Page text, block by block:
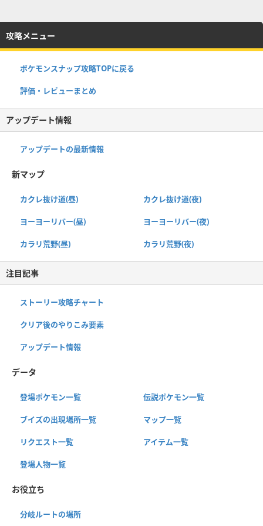
攻略メニュー
ポケモンスナップ攻略TOPに戻る
評価・レビューまとめ
アップデート情報
アップデートの最新情報
新マップ
カクレ抜け道(昼) カクレ抜け道(夜)
ヨーヨーリバー(昼) ヨーヨーリバー(夜)
カラリ荒野(昼) カラリ荒野(夜)
注目記事
ストーリー攻略チャート
クリア後のやりこみ要素
アップデート情報
データ
登場ポケモン一覧 伝説ポケモン一覧
ブイズの出現場所一覧 マップ一覧
リクエスト一覧 アイテム一覧
登場人物一覧
お役立ち
分岐ルートの場所